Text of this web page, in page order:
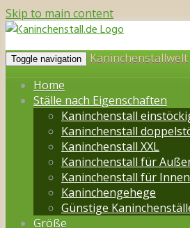
Skip to main content
Toggle navigation
Kaninchenstallwelt
Home
Ställe nach Eigenschaften
Kaninchenstall
Kaninchenstall
Kaninchenstall XXL
Kaninchenstall für
Kaninchenstall für Innen
Kaninchengehege
Günstige
Größe